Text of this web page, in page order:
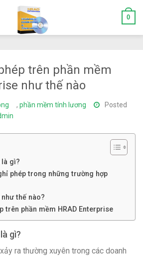
0
trên phần mềm
như thế nào
, phần mềm tính lương
Posted
là gì?
phép trong những trường hợp
thế nào?
trên phần mềm HRAD Enterprise
gì?
ra thường xuyên trong các doanh